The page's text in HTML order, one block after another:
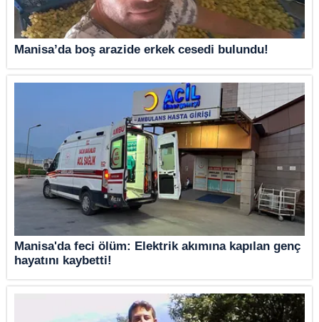
Manisa’da boş arazide erkek cesedi bulundu!
Manisa'da feci ölüm: Elektrik akımına kapılan genç
hayatını kaybetti!